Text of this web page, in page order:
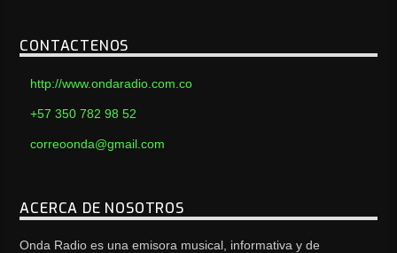
CONTACTENOS
http://www.ondaradio.com.co
+57 350 782 98 52
correoonda@gmail.com
ACERCA DE NOSOTROS
Onda Radio es una emisora musical, informativa y de